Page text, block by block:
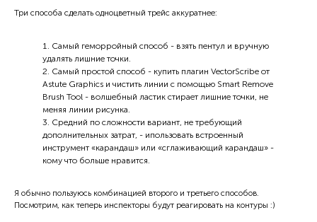
Три способа сделать одноцветный трейс аккуратнее:
Самый геморройный способ - взять пентул и вручную
удалять лишние точки.
Самый простой способ - купить плагин VectorScribe от
Astute Graphics и чистить линии с помощью Smart Remove
Brush Tool - волшебный ластик стирает лишние точки, не
меняя линии рисунка.
Средний по сложности вариант, не требующий
дополнительных затрат, - ипользовать встроенный
инструмент «карандаш» или «сглаживающий карандаш» -
кому что больше нравится.
Я обычно пользуюсь комбинацией второго и третьего способов.
Посмотрим, как теперь инспекторы будут реагировать на контуры :)